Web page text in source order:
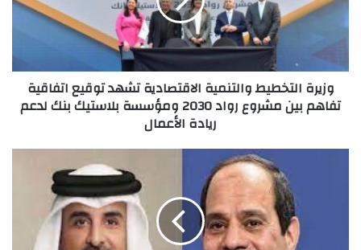
توقيع
اتفاقية
بين
مشروع
رواد
وزيرة التخطيط والتنمية الاقتصادية تشهد توقيع اتفاقية
تفاهم بين مشروع رواد 2030 ومؤسسة بلاستيك بنك لدعم
ريادة الأعمال